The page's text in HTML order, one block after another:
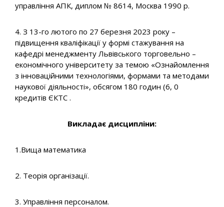
управління АПК, диплом № 8614, Москва 1990 р.
4. З 13-го лютого по 27 березня 2023 року –
підвищення кваліфікації у формі стажування на
кафедрі менеджменту Львівського торговельно –
економічного університету за темою «Ознайомлення
з інноваційними технологіями, формами та методами
наукової діяльності», обсягом 180 годин (6, 0
кредитів ЄКТС .
Викладає дисципліни:
1.Вища математика
2. Теорія організації.
3. Управління персоналом.